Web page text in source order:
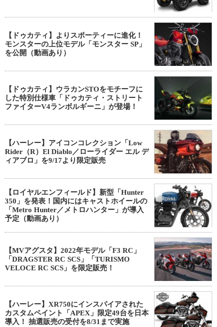
【ドゥカティ】よりスポーティーに進化！
モンスターの上位モデル「モンスター SP」
を公開（動画あり）
【ドゥカティ】ウラカンSTOをモチーフに
した特別仕様車「ドゥカティ・ストリート
ファイターV4ランボルギーニ」が登場！
【ハーレー】アイコンコレクション「Low
Rider（R）El Diablo／ローライダー エル デ
ィアブロ」を9/17より限定販売
【ロイヤルエンフィールド】新型「Hunter
350」を発表！国内にはキャストホイールの
「Metro Hunter／メトロハンター」が導入
予定（動画あり）
【MVアグスタ】2022年モデル「F3 RC」
「DRAGSTER RC SCS」「TURISMO
VELOCE RC SCS」を限定販売！
【ハーレー】XR750にインスパイアされた
カスタムペイント「APEX」限定49台を日本
導入！ 抽選販売の受付を8/31まで実施